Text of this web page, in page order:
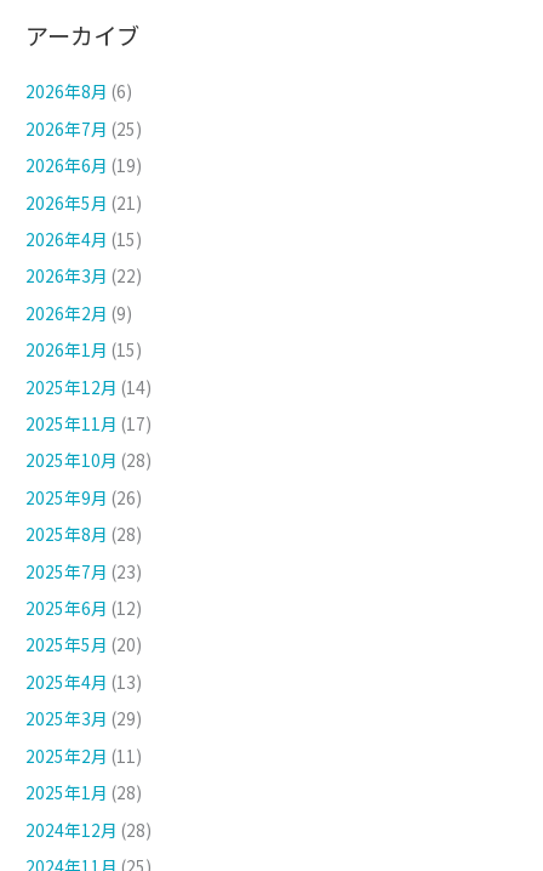
アーカイブ
2026年8月 (6)
2026年7月 (25)
2026年6月 (19)
2026年5月 (21)
2026年4月 (15)
2026年3月 (22)
2026年2月 (9)
2026年1月 (15)
2025年12月 (14)
2025年11月 (17)
2025年10月 (28)
2025年9月 (26)
2025年8月 (28)
2025年7月 (23)
2025年6月 (12)
2025年5月 (20)
2025年4月 (13)
2025年3月 (29)
2025年2月 (11)
2025年1月 (28)
2024年12月 (28)
2024年11月 (25)